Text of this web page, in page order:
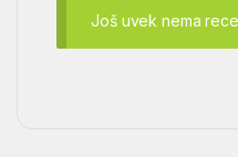
Još uvek nema